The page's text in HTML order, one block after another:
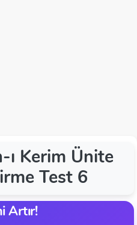
ı Kerim Ünite
Test 6
Artır!